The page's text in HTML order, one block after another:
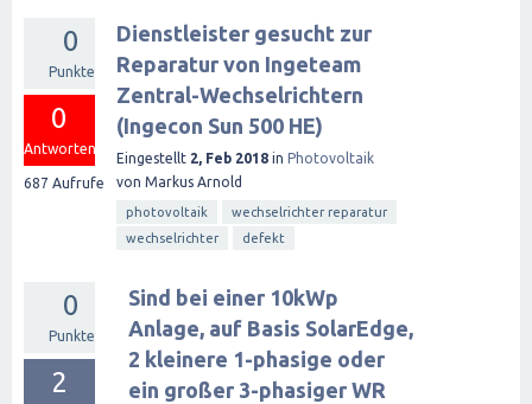
0
Punkte
0
Antworten
687 Aufrufe
Dienstleister gesucht zur
Reparatur von Ingeteam
Zentral-Wechselrichtern
(Ingecon Sun 500 HE)
Eingestellt 2, Feb 2018 in Photovoltaik
von Markus Arnold
photovoltaik
wechselrichter reparatur
wechselrichter
defekt
0
Punkte
2
Sind bei einer 10kWp
Anlage, auf Basis SolarEdge,
2 kleinere 1-phasige oder
ein großer 3-phasiger WR